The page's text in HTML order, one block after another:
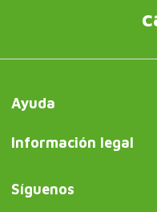
Ayuda
Información legal
Síguenos